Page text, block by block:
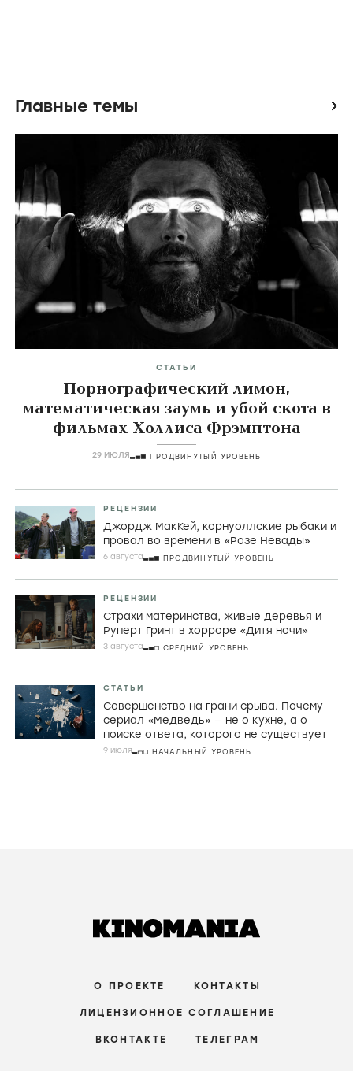
Главные темы icon
СТАТЬИ
Порнографический лимон,
математическая заумь и убой скота в
фильмах Холлиса Фрэмптона
29 ИЮЛЯ ПРОДВИНУТЫЙ УРОВЕНЬ
РЕЦЕНЗИИ
Джордж МакКей, корнуоллские рыбаки и
провал во времени в «Розе Невады»
6 августа ПРОДВИНУТЫЙ УРОВЕНЬ
РЕЦЕНЗИИ
Страхи материнства, живые деревья и
Руперт Гринт в хорроре «Дитя ночи»
3 августа СРЕДНИЙ УРОВЕНЬ
СТАТЬИ
Совершенство на грани срыва. Почему
сериал «Медведь» — не о кухне, а о
поиске ответа, которого не существует
9 июля НАЧАЛЬНЫЙ УРОВЕНЬ
О ПРОЕКТЕ КОНТАКТЫ
ЛИЦЕНЗИОННОЕ СОГЛАШЕНИЕ
ВКОНТАКТЕ ТЕЛЕГРАМ